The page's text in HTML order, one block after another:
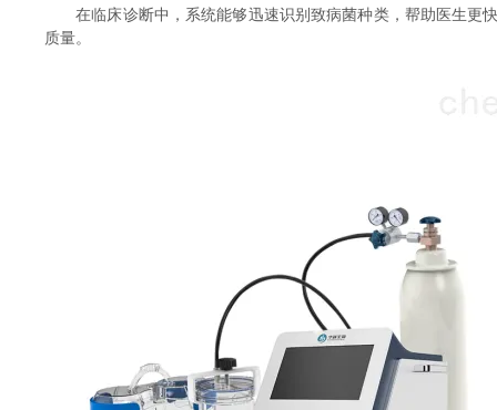
在临床诊断中，系统能够迅速识别致病菌种类，帮助医生更快
质量。